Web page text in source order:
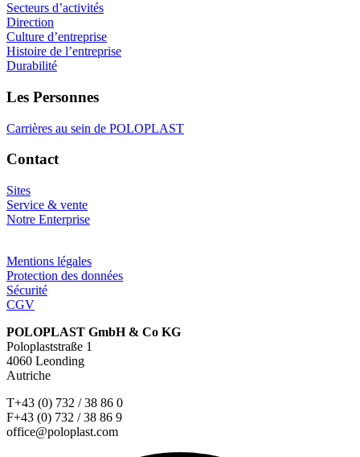
Secteurs d’activités
Direction
Culture d’entreprise
Histoire de l’entreprise
Durabilité
Les Personnes
Carrières au sein de POLOPLAST
Contact
Sites
Service & vente
Notre Enterprise
Mentions légales
Protection des données
Sécurité
CGV
POLOPLAST GmbH & Co KG
Poloplaststraße 1
4060 Leonding
Autriche
T+43 (0) 732 / 38 86 0
F+43 (0) 732 / 38 86 9
office@poloplast.com